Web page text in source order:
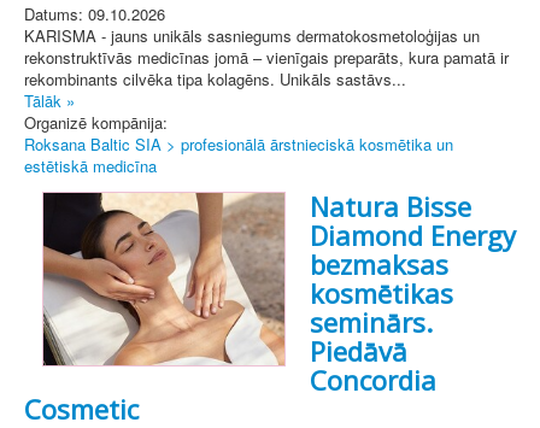
Datums: 09.10.2026
KARISMA - jauns unikāls sasniegums dermatokosmetoloģijas un
rekonstruktīvās medicīnas jomā – vienīgais preparāts, kura pamatā ir
rekombinants cilvēka tipa kolagēns. Unikāls sastāvs...
Tālāk »
Organizē kompānija:
Roksana Baltic SIA > profesionālā ārstnieciskā kosmētika un
estētiskā medicīna
Natura Bisse
Diamond Energy
bezmaksas
kosmētikas
seminārs.
Piedāvā
Concordia
Cosmetic